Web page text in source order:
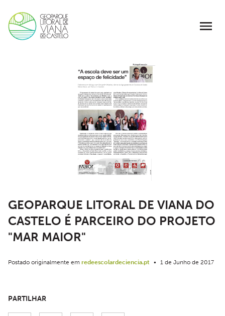
GEOPARQUE LITORAL DE VIANA DO
CASTELO É PARCEIRO DO PROJETO
"MAR MAIOR"
Postado originalmente em redeescolardeciencia.pt • 1 de Junho de 2017
PARTILHAR